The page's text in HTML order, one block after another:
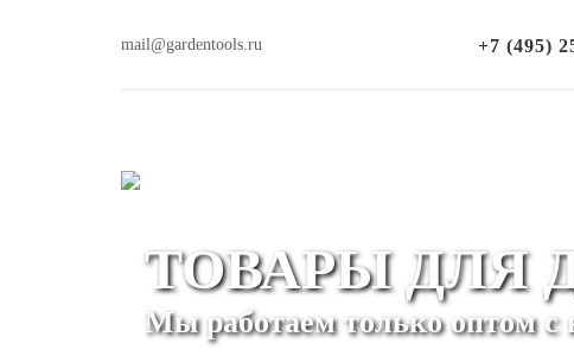
mail@gardentools.ru +7 (495)
ТОВАРЫ ДЛЯ
Мы работаем только оптом